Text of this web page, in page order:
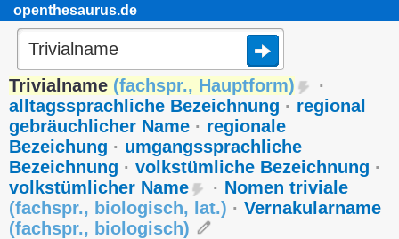
openthesaurus.de
Trivialname (fachspr., Hauptform)
·
alltagssprachliche Bezeichnung · regional
gebräuchlicher Name · regionale
Bezeichung · umgangssprachliche
Bezeichnung · volkstümliche Bezeichnung ·
volkstümlicher Name
· Nomen triviale
(fachspr., biologisch, lat.) · Vernakularname
(fachspr., biologisch)